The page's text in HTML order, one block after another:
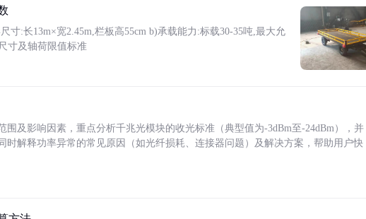
寸:长13m×宽2.45m,栏板高55cm b)承载能力:标载30-35吨,最大允
寸及轴荷限值标准
围及影响因素，重点分析千兆光模块的收光标准（典型值为-3dBm至-24dBm），并
时解释功率异常的常见原因（如光纤损耗、连接器问题）及解决方案，帮助用户快